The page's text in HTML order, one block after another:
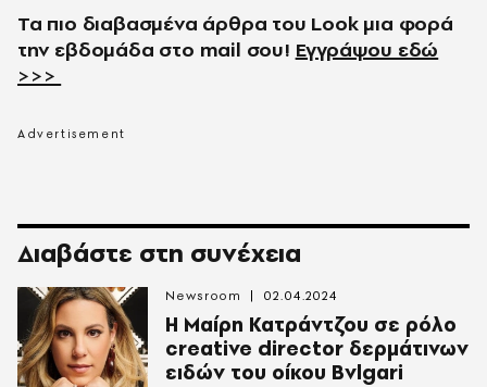
Τα πιο διαβασμένα άρθρα του Look μια φορά
την εβδομάδα στο mail σου! Εγγράψου εδώ
>>>
Διαβάστε στη συνέχεια
Η Μαίρη Κατράντζου σε ρόλο
creative director δερμάτινων
ειδών του οίκου Bvlgari
Newsroom 02.04.2024